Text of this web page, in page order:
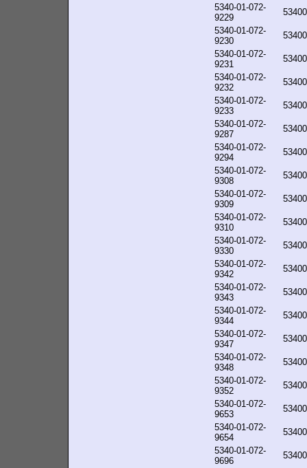
5340-01-072-
9229
5340-01-072-
9230
5340-01-072-
9231
5340-01-072-
9232
5340-01-072-
9233
5340-01-072-
9287
5340-01-072-
9294
5340-01-072-
9308
5340-01-072-
9309
5340-01-072-
9310
5340-01-072-
9330
5340-01-072-
9342
5340-01-072-
9343
5340-01-072-
9344
5340-01-072-
9347
5340-01-072-
9348
5340-01-072-
9352
5340-01-072-
9653
5340-01-072-
9654
5340-01-072-
9696